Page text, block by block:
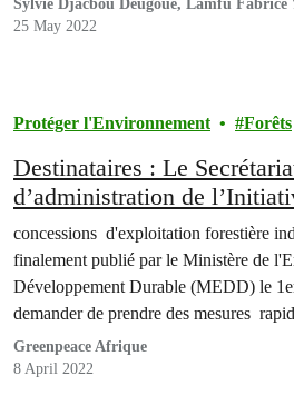
Sylvie Djacbou Deugoue, Lamfu Fabrice
25 May 2022
Protéger l'Environnement Forêts
Destinataires : Le
d’administration de
d’Afrique centrale (CAFI)
Groupe inter-bailleurs pour
RDC (GIBE)
concessions d'exploitation forestière
finalement publié par le Ministère de
Développement Durable (MEDD) le
demander de prendre des mesures
répondre à ses conclusions accablantes,
moratoire sur les nouvelles
Greenpeace Afrique
8 April 2022